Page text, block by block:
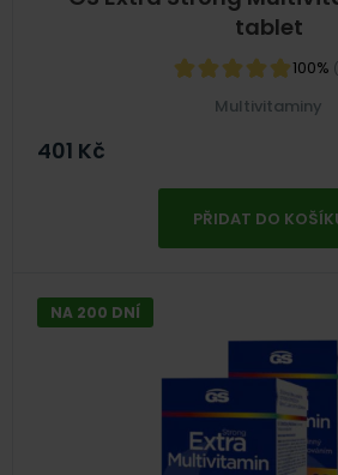
tablet
100%
Multivitaminy
401 Kč
PŘIDAT DO
NA 200 DNÍ